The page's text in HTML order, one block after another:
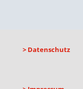
> Datenschutz